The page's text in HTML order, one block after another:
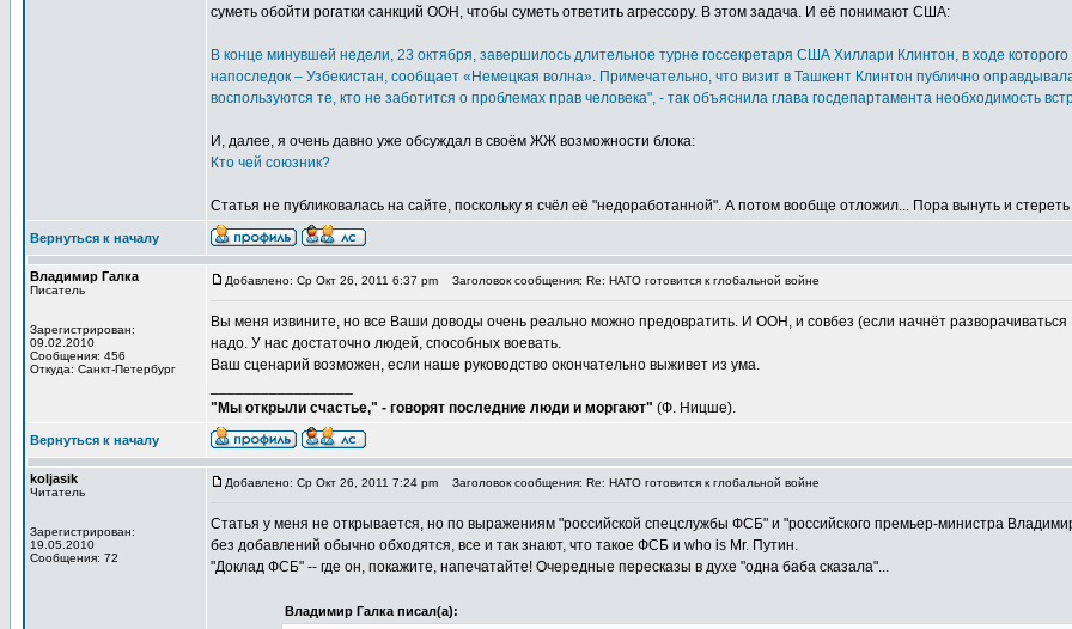
суметь обойти рогатки санкций ООН, чтобы суметь ответить агрессору. В этом задача. И её понимают США:
В конце минувшей недели, 23 октября, завершилось длительное турне госсекретаря США Хиллари Клинтон, в ходе
напоследок – Узбекистан, сообщает «Немецкая волна». Примечательно, что визит в Ташкент Клинтон публично
воспользуются те, кто не заботится о проблемах прав человека", - так объяснила глава госдепартамента необходимость
И, далее, я очень давно уже обсуждал в своём ЖЖ возможности блока:
Кто чей союзник?
Статья не публиковалась на сайте, поскольку я счёл её "недоработанной". А потом вообще отложил... Пора вынуть и
Вернуться к началу
Владимир Галка
Писатель
Зарегистрирован:
09.02.2010
Сообщения: 456
Откуда: Санкт-Петербург
Добавлено: Ср Окт 26, 2011 6:37 pm Заголовок сообщения: Re: НАТО готовится к глобальной войне
Вы меня извините, но все Ваши доводы очень реально можно предовратить. И ООН, и совбез (если начнёт
надо. У нас достаточно людей, способных воевать.
Ваш сценарий возможен, если наше руководство окончательно выживет из ума.
"Мы открыли счастье," - говорят последние люди и моргают" (Ф. Ницше).
Вернуться к началу
koljasik
Читатель
Зарегистрирован:
19.05.2010
Сообщения: 72
Добавлено: Ср Окт 26, 2011 7:24 pm Заголовок сообщения: Re: НАТО готовится к глобальной войне
Статья у меня не открывается, но по выражениям "российской спецслужбы ФСБ" и "российского премьер-министра
без добавлений обычно обходятся, все и так знают, что такое ФСБ и who is Mr. Путин.
"Доклад ФСБ" -- где он, покажите, напечатайте! Очередные пересказы в духе "одна баба сказала"...
Владимир Галка писал(а):